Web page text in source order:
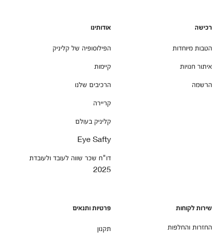
רכישה
הטבות מיוחדות
איתור חנויות
הרשמה
אודותינו
הפילוסופיה של קליניק
קיימות
הרכיבים שלנו
קריירה
קליניק בעולם
Eye Safty
דו"ח שכר שווה לעובד ולעובדת
2025
שירות לקוחות
החזרות והחלפות
פרטיות ותנאים
תקנון